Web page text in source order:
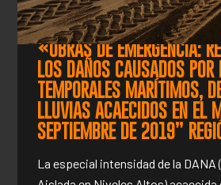
«OBRAS DE EMERGENCIA:
LOS DAÑOS CAUSADOS POR
TEMPORALES MARÍTIMOS,
LLUVIAS ACAECIDOS EN EL
SEPTIEMBRE DE 2019”
La especial intensidad de la DANA